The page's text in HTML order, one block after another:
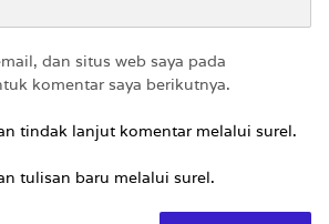
dan situs web saya pada
komentar saya berikutnya.
tindak lanjut komentar melalui surel.
tulisan baru melalui surel.